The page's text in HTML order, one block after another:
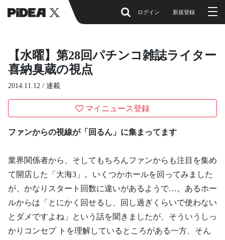
ログイン 新規登録
【水曜】第28回パチンコ雑誌ライター
喜納臭蔵の視点
2014.11.12 / 連載
マイニュース登録
ファンからの視線が「回るん」に集まってます
業界関係者から、そしてもちろんファンからも注目を集め
て開店した「大海3」。いくつかホールを回ってみました
が、かなりスタート回数に違いがあるようで…。あるホー
ルからは「とにかく回せるし、回し過ぎくらいで使わない
とダメですよね」という話を聞きましたが、そういうしっ
かりコンセプ トを理解しているところがある一方、そん